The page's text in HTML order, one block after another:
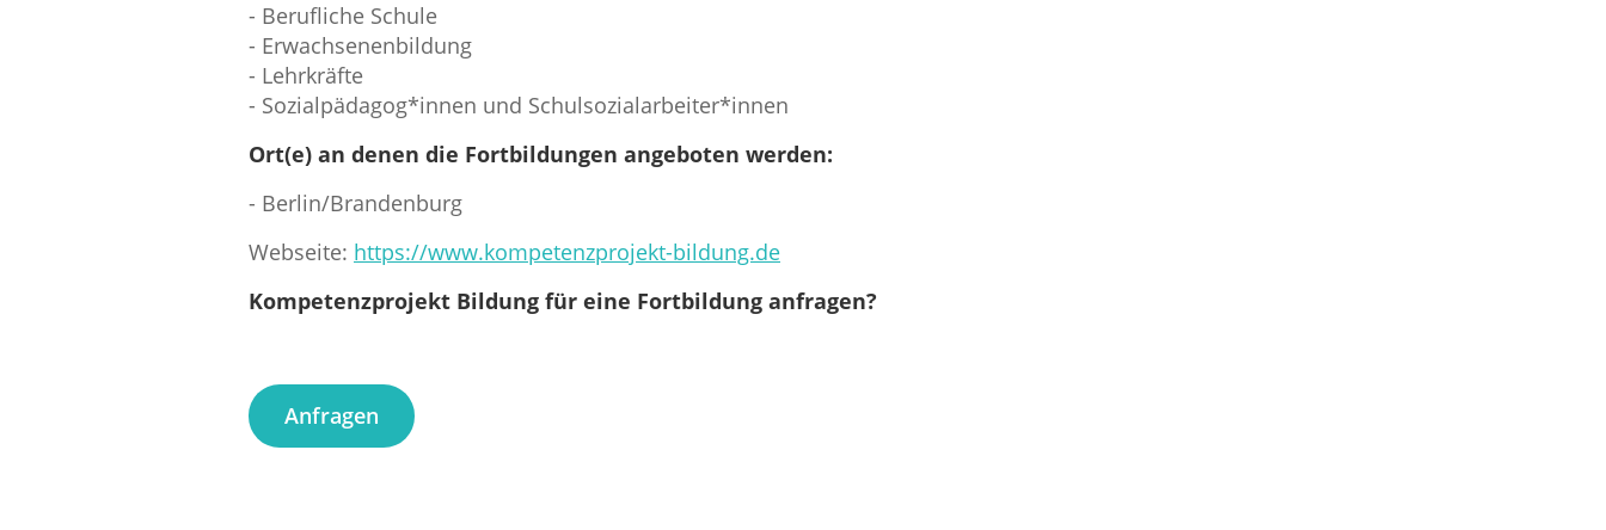
- Berufliche Schule
- Erwachsenenbildung
- Lehrkräfte
- Sozialpädagog*innen und Schulsozialarbeiter*innen
Ort(e) an denen die Fortbildungen angeboten werden:
- Berlin/Brandenburg
Webseite: https://www.kompetenzprojekt-bildung.de
Kompetenzprojekt Bildung für eine Fortbildung anfragen?
Anfragen